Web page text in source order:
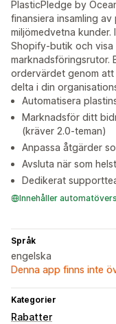
PlasticPledge by
finansiera insamling
miljömedvetna kunder.
Shopify-butik och
marknadsföringsrutor.
ordervärdet genom
delta i din
Automatisera
Marknadsför ditt
(kräver 2.0-teman)
Anpassa åtgärder
Avsluta när som helst
Dedikerat
Innehåller
Språk
engelska
Denna app finns inte
Kategorier
Rabatter